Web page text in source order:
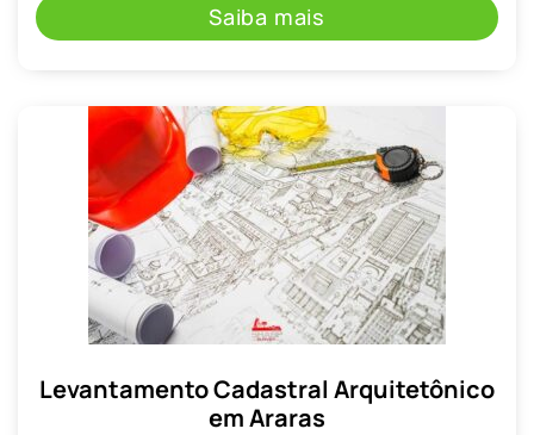
Saiba mais
Levantamento Cadastral Arquitetônico
em Araras